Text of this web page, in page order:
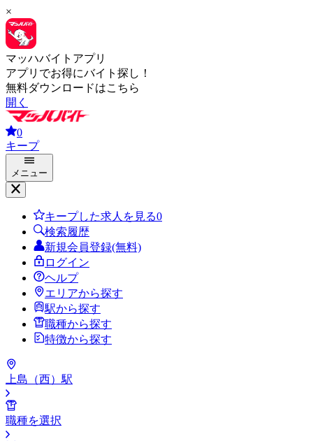
×
マッハバイトアプリ
アプリでお得にバイト探し！
無料ダウンロードはこちら
開く
0
キープ
メニュー
キープした求人を見る0
検索履歴
新規会員登録(無料)
ログイン
ヘルプ
エリアから探す
駅から探す
職種から探す
特徴から探す
上島（西）駅
職種を選択